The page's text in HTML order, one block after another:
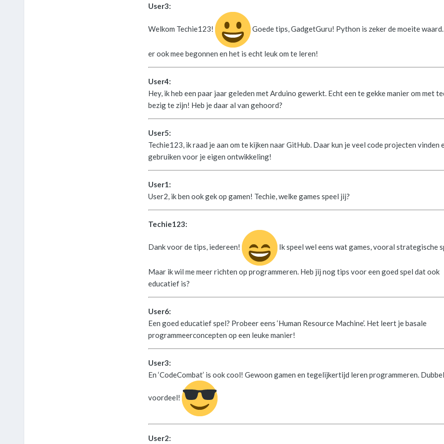
User3:
Welkom Techie123! Goede tips, GadgetGuru! Python is zeker de moeite waard.
er ook mee begonnen en het is echt leuk om te leren!
User4:
Hey, ik heb een paar jaar geleden met Arduino gewerkt. Echt een te gekke manier om met
bezig te zijn! Heb je daar al van gehoord?
User5:
Techie123, ik raad je aan om te kijken naar GitHub. Daar kun je veel code projecten vinden
gebruiken voor je eigen ontwikkeling!
User1:
User2, ik ben ook gek op gamen! Techie, welke games speel jij?
Techie123:
Dank voor de tips, iedereen! Ik speel wel eens wat games, vooral strategische
Maar ik wil me meer richten op programmeren. Heb jij nog tips voor een goed spel dat ook
educatief is?
User6:
Een goed educatief spel? Probeer eens ‘Human Resource Machine’. Het leert je basale
programmeerconcepten op een leuke manier!
User3:
En ‘CodeCombat’ is ook cool! Gewoon gamen en tegelijkertijd leren programmeren. Dubbel
voordeel!
User2: